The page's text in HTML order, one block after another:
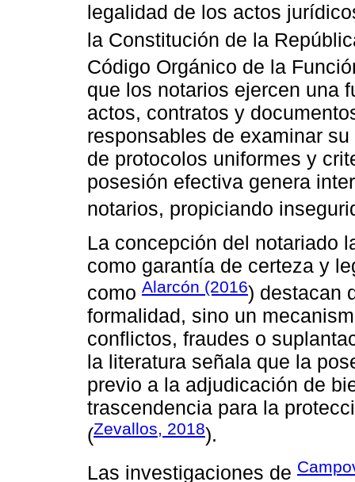
legalidad de los actos
la Constitución de la
Código Orgánico de la
que los notarios ejercen una
actos, contratos y
responsables de examinar
de protocolos uniformes y
posesión efectiva genera
notarios, propiciando
La concepción del notariado
como garantía de certeza y
como Alarcón (2016) destacan
formalidad, sino un
conflictos, fraudes o
la literatura señala que la
previo a la adjudicación de
trascendencia para la
(Zevallos, 2018).
Las investigaciones de